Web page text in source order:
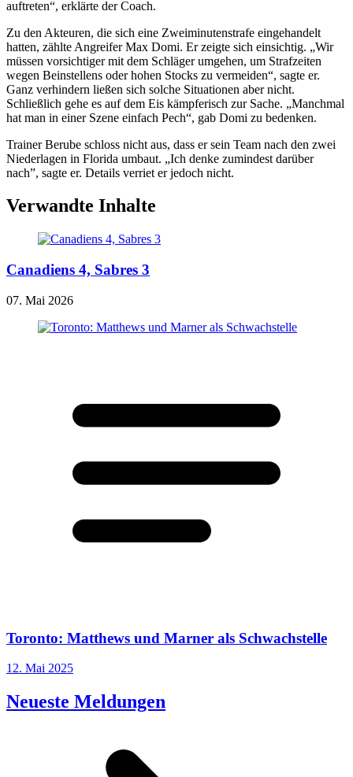
auftreten“, erklärte der Coach.
Zu den Akteuren, die sich eine Zweiminutenstrafe eingehandelt
hatten, zählte Angreifer Max Domi. Er zeigte sich einsichtig. „Wir
müssen vorsichtiger mit dem Schläger umgehen, um Strafzeiten
wegen Beinstellens oder hohen Stocks zu vermeiden“, sagte er.
Ganz verhindern ließen sich solche Situationen aber nicht.
Schließlich gehe es auf dem Eis kämpferisch zur Sache. „Manchmal
hat man in einer Szene einfach Pech“, gab Domi zu bedenken.
Trainer Berube schloss nicht aus, dass er sein Team nach den zwei
Niederlagen in Florida umbaut. „Ich denke zumindest darüber
nach”, sagte er. Details verriet er jedoch nicht.
Verwandte Inhalte
Canadiens 4, Sabres 3
07. Mai 2026
Toronto: Matthews und Marner als Schwachstelle
12. Mai 2025
Neueste Meldungen